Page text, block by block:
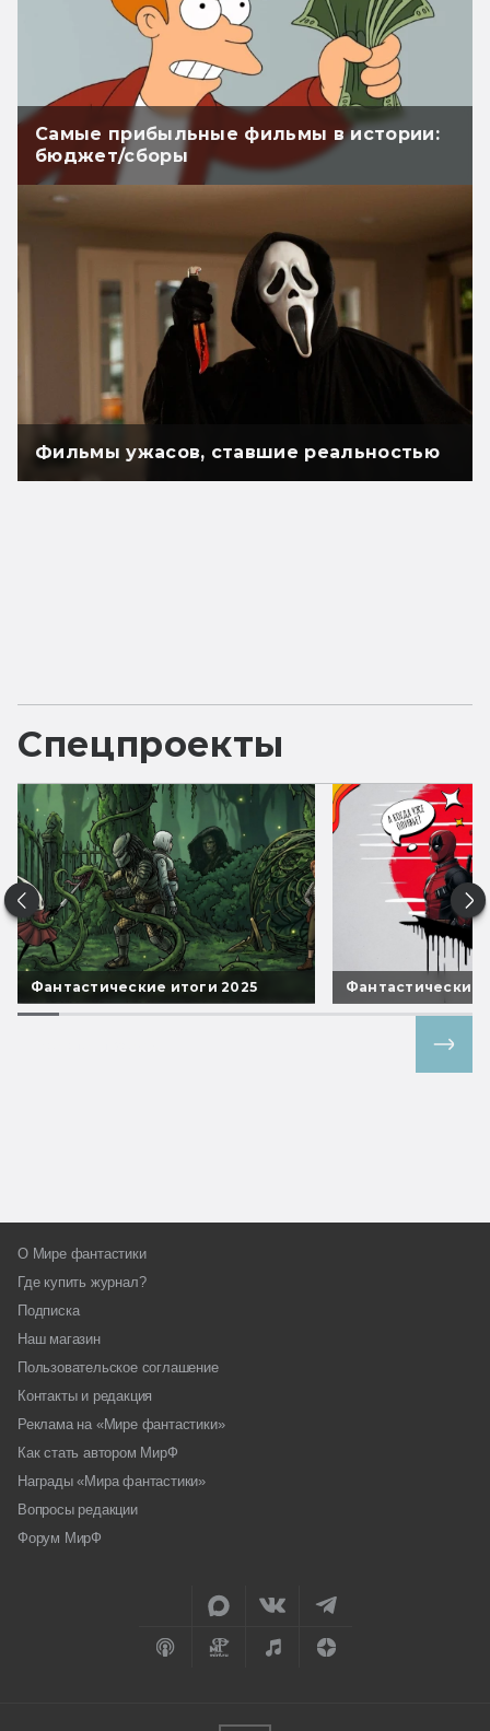
Самые прибыльные фильмы в истории:
бюджет/сборы
Фильмы ужасов, ставшие реальностью
Спецпроекты
Фантастические итоги 2025 Фантастические
О Мире фантастики
Где купить журнал?
Подписка
Наш магазин
Пользовательское соглашение
Контакты и редакция
Реклама на «Мире фантастики»
Как стать автором МирФ
Награды «Мира фантастики»
Вопросы редакции
Форум МирФ